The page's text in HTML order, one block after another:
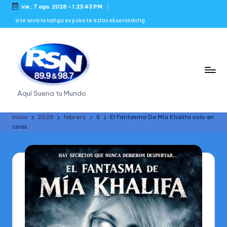
Saltar
contenido
vie., 7 ago. 2026 - 1:23:44 PM
si te sova la nahga es poke te eztas ekuerandohg
R
a
d
o
S
N
Aquí Suena tu Mundo
Inicio 2026 febrero 8
El Fantasma De Mía Khalifa solo en
cines